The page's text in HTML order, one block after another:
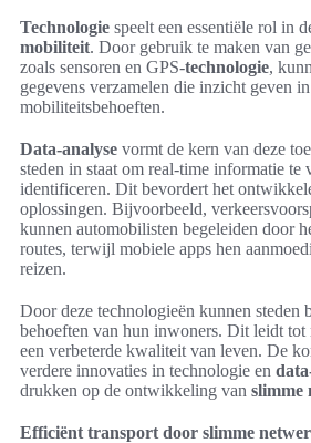
Technologie speelt een essentiële rol in
mobiliteit. Door gebruik te maken van
zoals sensoren en GPS-technologie,
gegevens verzamelen die inzicht geven
mobiliteitsbehoeften.
Data-analyse vormt de kern van deze
steden in staat om real-time informatie te
identificeren. Dit bevordert het
oplossingen. Bijvoorbeeld,
kunnen automobilisten begeleiden door
routes, terwijl mobiele apps hen
reizen.
Door deze technologieën kunnen steden
behoeften van hun inwoners. Dit leidt tot
een verbeterde kwaliteit van leven. De
verdere innovaties in technologie en
drukken op de ontwikkeling van slimme
Efficiënt transport door slimme